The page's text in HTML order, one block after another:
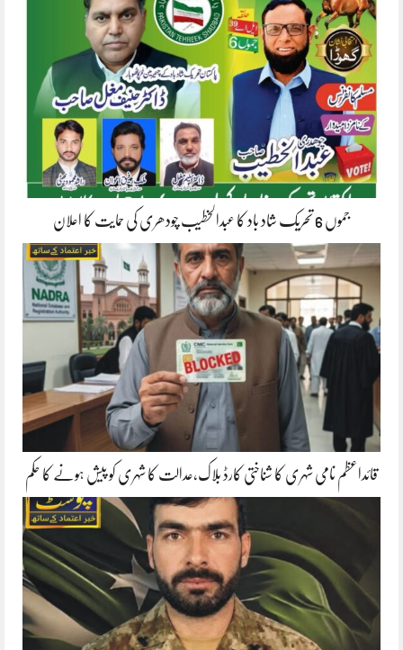
جموں 6 تحریک شاد باد کا عبدالخطیب چودھری کی حمایت کا اعلان
قائداعظم نامی شہری کا شناختی کارڈ بلاک،عدالت کا شہری کو پیش ہونے کا حکم